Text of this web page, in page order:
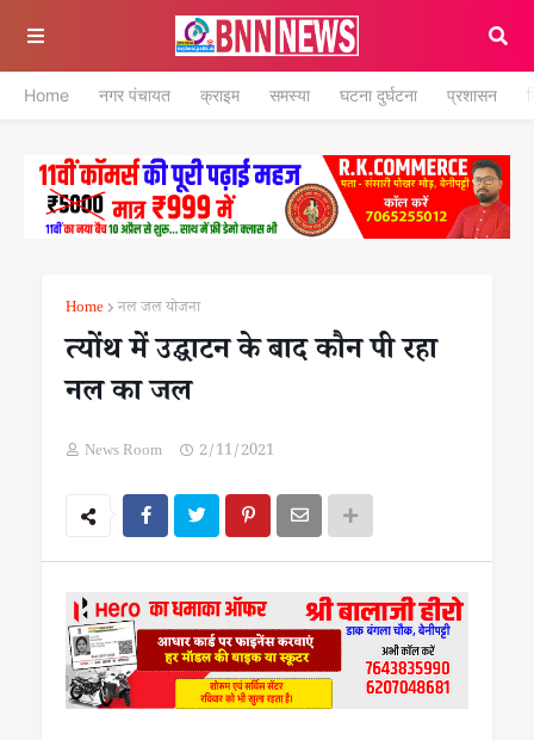
Home नगर पंचायत क्राइम समस्या घटना दुर्घटना प्रशासन
Home नल जल योजना
त्योंथ में उद्घाटन के बाद कौन पी रहा
नल का जल
News Room 2/11/2021